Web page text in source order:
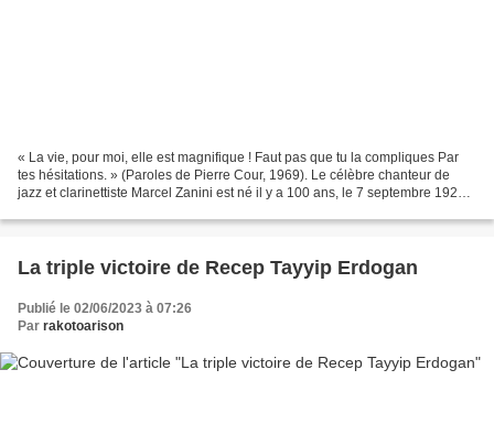
« La vie, pour moi, elle est magnifique ! Faut pas que tu la compliques Par
tes hésitations. » (Paroles de Pierre Cour, 1969). Le célèbre chanteur de
jazz et clarinettiste Marcel Zanini est né il y a 100 ans, le 7 septembre 1923
La triple victoire de Recep Tayyip Erdogan
Publié le 02/06/2023 à 07:26
Par rakotoarison